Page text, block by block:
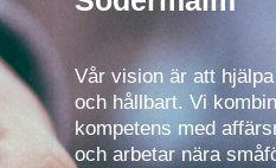
Vår vision är att
och hållbart. Vi
kompetens med
och arbetar nära